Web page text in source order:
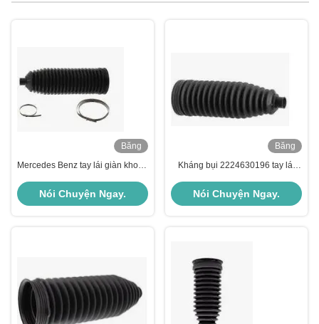
Băng
hình
Mercedes Benz tay lái giàn khoan
xe ô tô
Nói Chuyện Ngay.
Băng
hình
Kháng bụi 2224630196 tay lái
Mercedes Benz
Nói Chuyện Ngay.